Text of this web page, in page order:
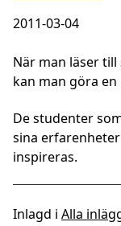
2011-03-04
När man läser
kan man göra
De studenter
sina
inspireras.
Inlagd i Alla